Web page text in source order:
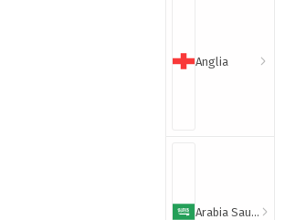
Anglia
Arabia Saudyjska